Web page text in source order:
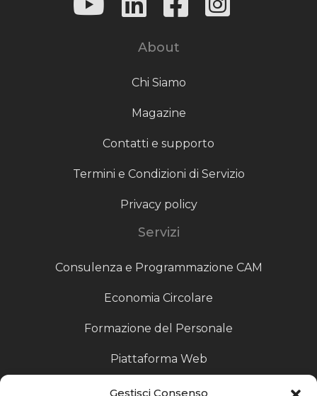
Gestisci Consenso
About
Chi Siamo
Magazine
Contatti e supporto
Termini e Condizioni di Servizio
Privacy policy
Servizi
Consulenza e Programmazione CAM
Economia Circolare
Formazione del Personale
Piattaforma Web
Scouting fornitori